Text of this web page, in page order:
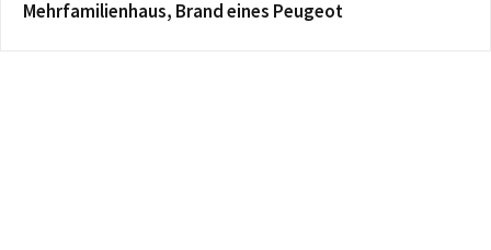
Mehrfamilienhaus, Brand eines Peugeot